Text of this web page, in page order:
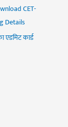
CET-
Details
एडमिट कार्ड